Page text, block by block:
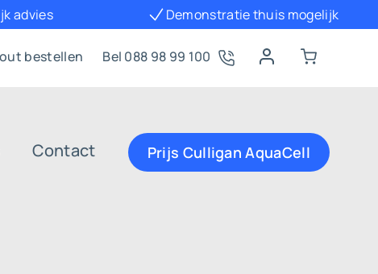
advies Demonstratie thuis mogelijk
bestellen Bel 088 98 99 100
Contact Prijs Culligan AquaCell